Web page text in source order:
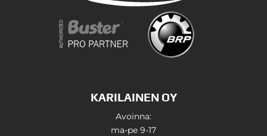
KARILAINEN OY
Avoinna:
ma-pe 9-17